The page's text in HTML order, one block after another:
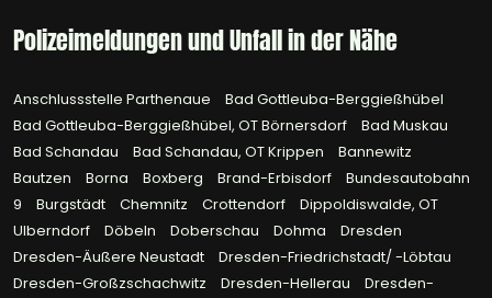
Polizeimeldungen und Unfall in der Nähe
Anschlussstelle Parthenaue
Bad Gottleuba-Berggießhübel
Bad Gottleuba-Berggießhübel, OT Börnersdorf
Bad Muskau
Bad Schandau
Bad Schandau, OT Krippen
Bannewitz
Bautzen
Borna Boxberg Brand-Erbisdorf
Bundesautobahn
9
Burgstädt Chemnitz Crottendorf
Dippoldiswalde, OT
Ulberndorf
Döbeln Doberschau Dohma
Dresden
Dresden-Äußere Neustadt
Dresden-Friedrichstadt/ -Löbtau
Dresden-Großzschachwitz
Dresden-Hellerau
Dresden-